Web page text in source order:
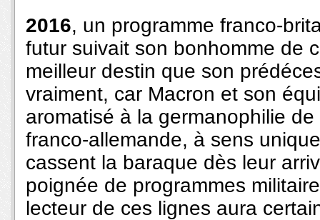
2016, un programme franco-
futur suivait son bonhomme de
meilleur destin que son
vraiment, car Macron et son
aromatisé à la germanophilie de
franco-allemande, à sens
cassent la baraque dès leur
poignée de programmes
lecteur de ces lignes aura